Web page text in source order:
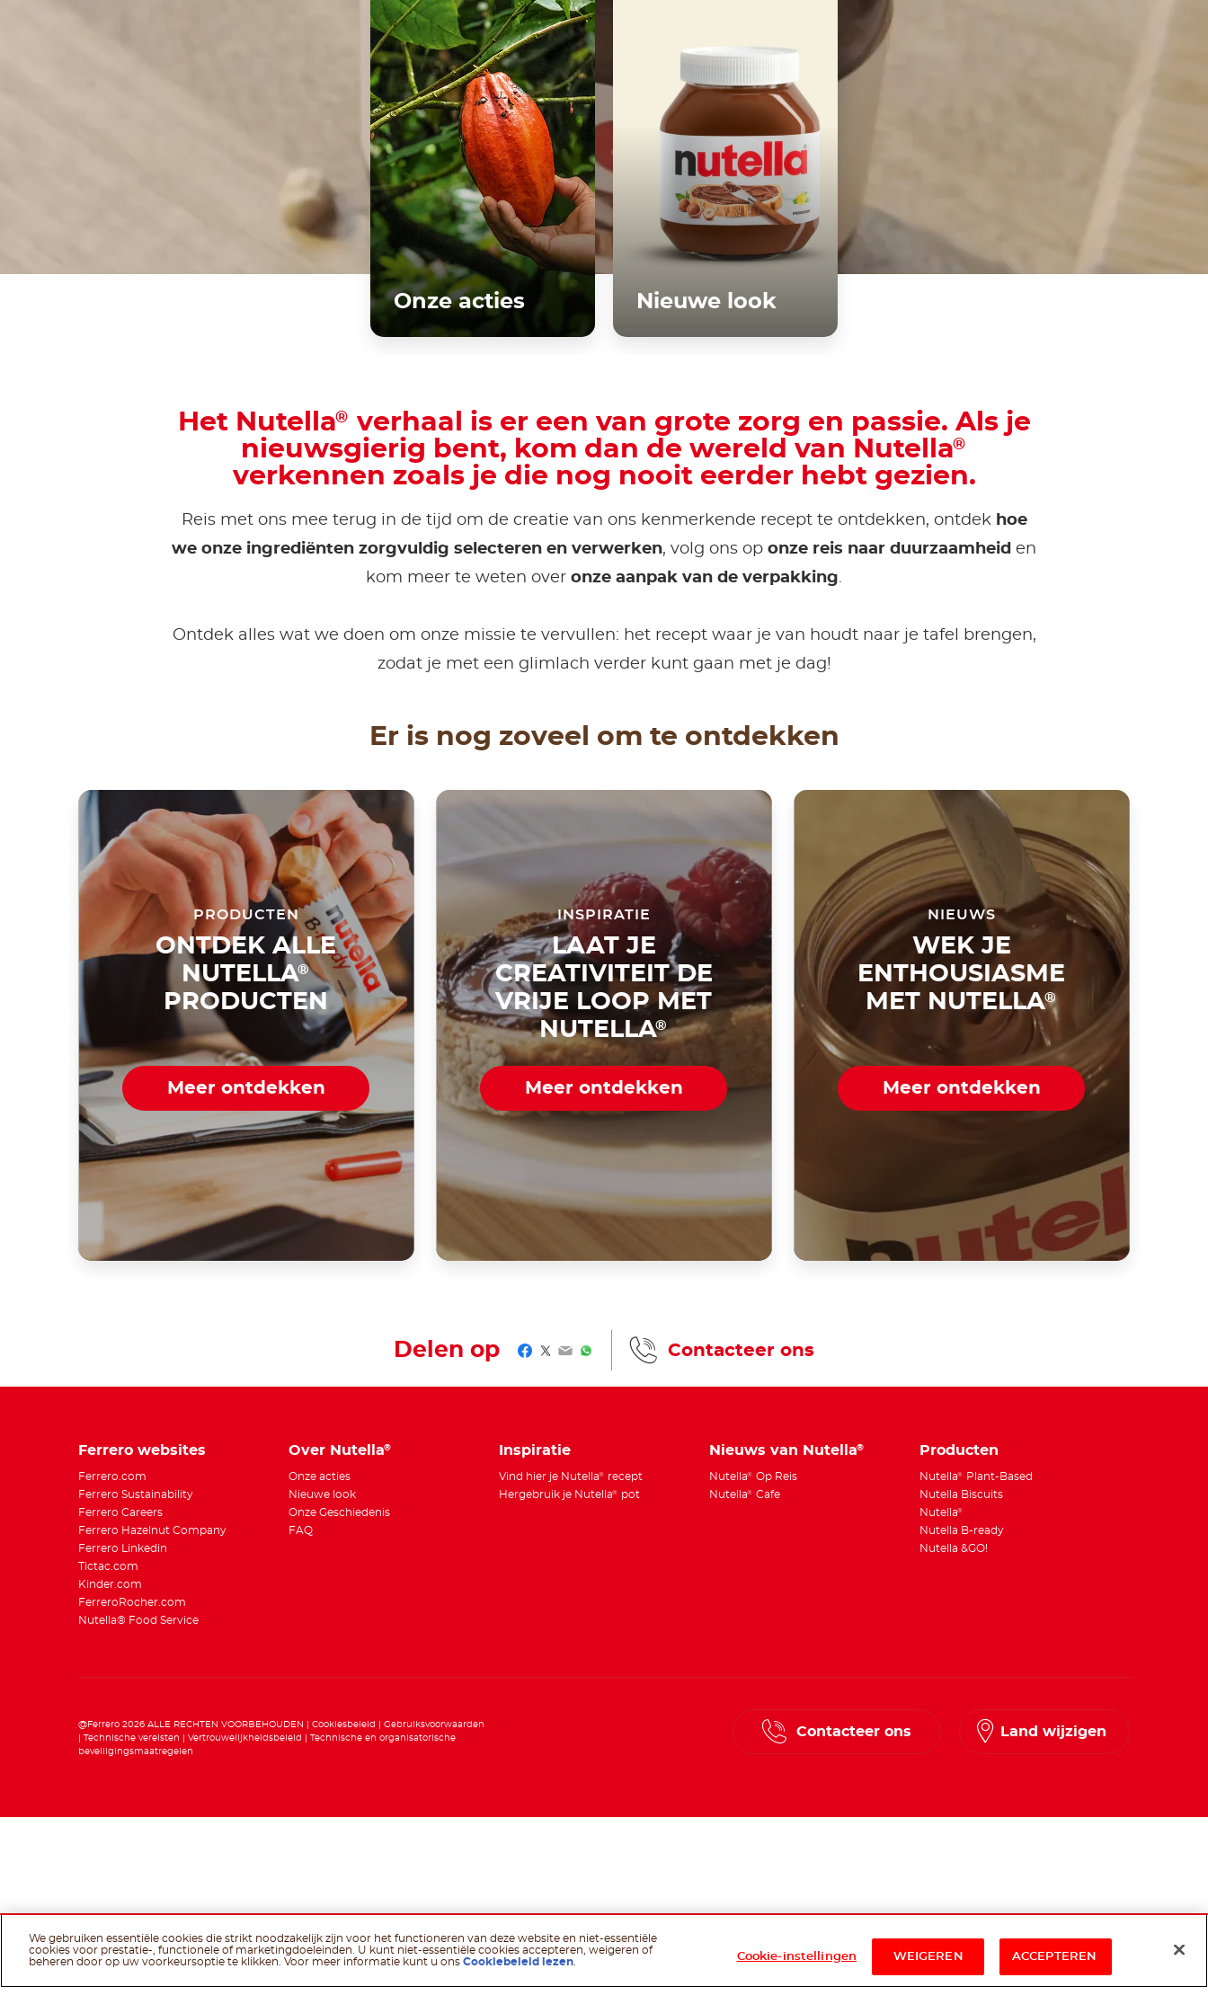
Onze acties Nieuwe look
Het Nutella® verhaal is er een van grote zorg en passie. Als je
nieuwsgierig bent, kom dan de wereld van Nutella®
verkennen zoals je die nog nooit eerder hebt gezien.
Reis met ons mee terug in de tijd om de creatie van ons kenmerkende recept te ontdekken, ontdek hoe
we onze ingrediënten zorgvuldig selecteren en verwerken, volg ons op onze reis naar duurzaamheid en
kom meer te weten over onze aanpak van de verpakking.
Ontdek alles wat we doen om onze missie te vervullen: het recept waar je van houdt naar je tafel brengen,
zodat je met een glimlach verder kunt gaan met je dag!
Er is nog zoveel om te ontdekken
PRODUCTEN
ONTDEK ALLE
NUTELLA®
PRODUCTEN
Meer ontdekken
INSPIRATIE
LAAT JE
CREATIVITEIT DE
VRIJE LOOP MET
NUTELLA®
Meer ontdekken
NIEUWS
WEK JE
ENTHOUSIASME
MET NUTELLA®
Meer ontdekken
Delen op Facebook
Twitter
EmailWhatsApp Contacteer ons
Ferrero websites
Ferrero.com
Ferrero Sustainability
Ferrero Careers
Ferrero Hazelnut Company
Ferrero Linkedin
Tictac.com
Kinder.com
FerreroRocher.com
Nutella® Food Service
Over Nutella®
Onze acties
Nieuwe look
Onze Geschiedenis
FAQ
Inspiratie
Vind hier je Nutella®
recept
Hergebruik je Nutella® pot
Nieuws van Nutella®
Nutella® Op Reis
Nutella® Cafe
Producten
Nutella®
Plant-Based
Nutella Biscuits
Nutella®
Nutella B-ready
Nutella &GO!
Contacteer ons Land wijzigen
@Ferrero 2026 ALLE RECHTEN VOORBEHOUDEN Cookiesbeleid
Gebruiksvoorwaarden
Technische vereisten
Vertrouwelijkheidsbeleid
Technische en organisatorische
beveiligingsmaatregelen
We gebruiken essentiële cookies die strikt noodzakelijk zijn voor het functioneren van deze website en niet-essentiële
cookies voor prestatie-, functionele of marketingdoeleinden. U kunt niet-essentiële cookies accepteren, weigeren of
beheren door op uw voorkeursoptie te klikken. Voor meer informatie kunt u ons Cookiebeleid lezen Cookie-instellingen WEIGEREN ACCEPTEREN